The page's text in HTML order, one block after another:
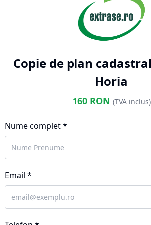
Copie de plan
Horia
160RON (TVA inclus)
Nume complet *
Email *